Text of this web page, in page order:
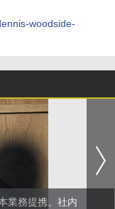
woodside-
業務提携、社内